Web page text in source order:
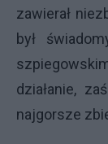
zawierał
był
działanie,
najgorsze